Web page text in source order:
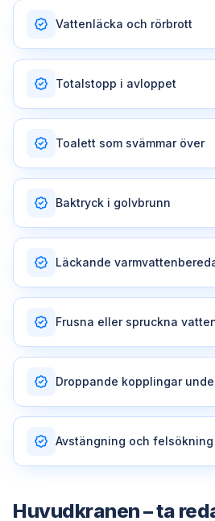
Vattenläcka och rörbrott
Totalstopp i avloppet
Toalett som svämmar över
Baktryck i golvbrunn
Läckande
Frusna eller spruckna
Droppande kopplingar
Avstängning och
Huvudkranen – ta